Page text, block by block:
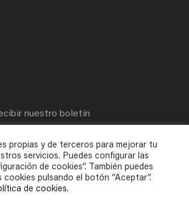
nuestro boletín
propias y de terceros para mejorar tu
servicios. Puedes configurar las
de cookies”. También puedes
pulsando el botón “Aceptar”.
de cookies.